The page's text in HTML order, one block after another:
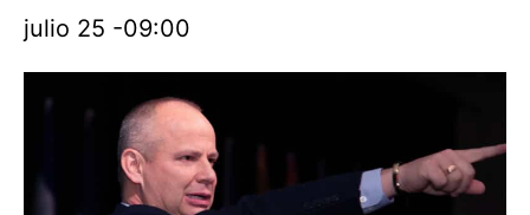
julio 25 -09:00